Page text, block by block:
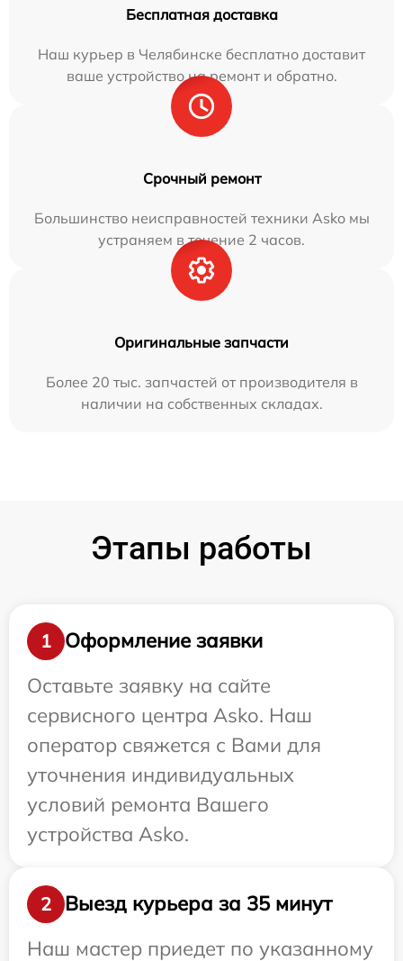
Бесплатная доставка
Наш курьер в Челябинске бесплатно доставит
ваше устройство на ремонт и обратно.
Срочный ремонт
Большинство неисправностей техники Asko мы
устраняем в течение 2 часов.
Оригинальные запчасти
Более 20 тыс. запчастей от производителя в
наличии на собственных складах.
Этапы работы
1
Оформление заявки
Оставьте заявку на сайте
сервисного центра Asko. Наш
оператор свяжется с Вами для
уточнения индивидуальных
условий ремонта Вашего
устройства Asko.
2
Выезд курьера за 35 минут
Наш мастер приедет по указанному